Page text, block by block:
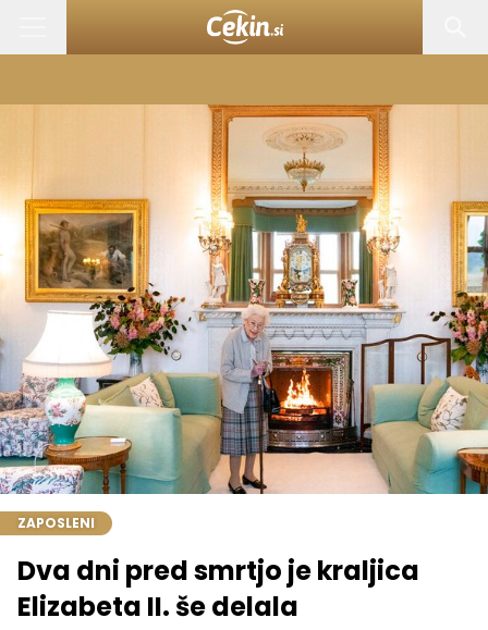
ZAPOSLENI
Dva dni pred smrtjo je kraljica
Elizabeta II. še delala